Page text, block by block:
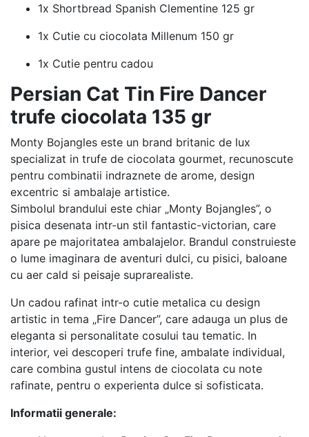
1x Shortbread Spanish Clementine 125 gr
1x Cutie cu ciocolata Millenum 150 gr
1x Cutie pentru cadou
Persian Cat Tin Fire Dancer
trufe ciocolata 135 gr
Monty Bojangles este un brand britanic de lux
specializat in trufe de ciocolata gourmet, recunoscute
pentru combinatii indraznete de arome, design
excentric si ambalaje artistice.
Simbolul brandului este chiar „Monty Bojangles”, o
pisica desenata intr-un stil fantastic-victorian, care
apare pe majoritatea ambalajelor. Brandul construieste
o lume imaginara de aventuri dulci, cu pisici, baloane
cu aer cald si peisaje suprarealiste.
Un cadou rafinat intr-o cutie metalica cu design
artistic in tema „Fire Dancer”, care adauga un plus de
eleganta si personalitate cosului tau tematic. In
interior, vei descoperi trufe fine, ambalate individual,
care combina gustul intens de ciocolata cu note
rafinate, pentru o experienta dulce si sofisticata.
Informatii generale: